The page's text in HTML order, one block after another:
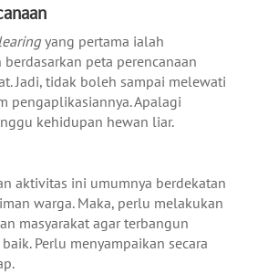
yang pertama ialah
peta perencanaan
Jadi, tidak boleh sampai melewati
pengaplikasiannya. Apalagi
kehidupan hewan liar.
aktivitas ini umumnya berdekatan
warga. Maka, perlu melakukan
masyarakat agar terbangun
Perlu menyampaikan secara